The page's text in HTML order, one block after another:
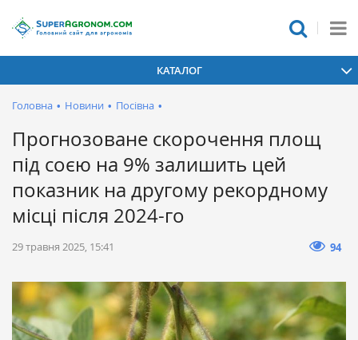
КАТАЛОГ
Головна • Новини • Посівна •
Прогнозоване скорочення площ
під соєю на 9% залишить цей
показник на другому рекордному
місці після 2024-го
29 травня 2025, 15:41 94